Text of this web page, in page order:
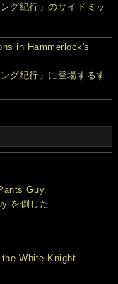
グ紀行」のサイドミッ
in Hammerlock's
グ紀行」に登場するす
Guy.
を倒した
White Knight.